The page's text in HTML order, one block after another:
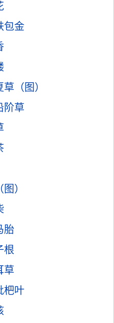
包金
（图）
阶草
）
胎
根
草
杷叶